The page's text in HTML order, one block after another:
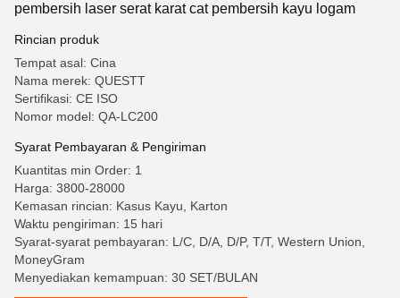
pembersih laser serat karat cat pembersih kayu logam
Rincian produk
Tempat asal: Cina
Nama merek: QUESTT
Sertifikasi: CE ISO
Nomor model: QA-LC200
Syarat Pembayaran & Pengiriman
Kuantitas min Order: 1
Harga: 3800-28000
Kemasan rincian: Kasus Kayu, Karton
Waktu pengiriman: 15 hari
Syarat-syarat pembayaran: L/C, D/A, D/P, T/T, Western Union,
MoneyGram
Menyediakan kemampuan: 30 SET/BULAN